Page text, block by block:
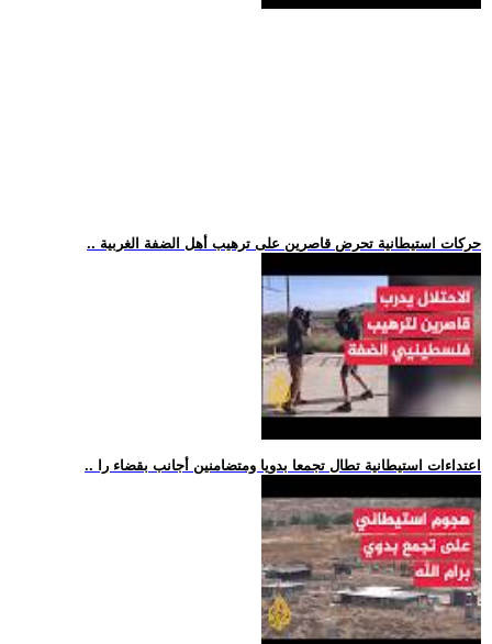
.. حركات استيطانية تحرض قاصرين على ترهيب أهل الضفة الغربية
.. اعتداءات استيطانية تطال تجمعا بدويا ومتضامنين أجانب بقضاء را